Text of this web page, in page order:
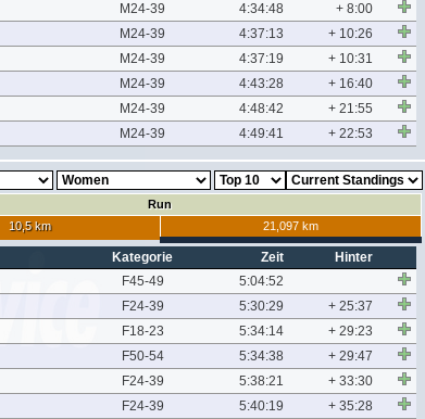
M24-39 4:34:48
+ 8:00
M24-39 4:37:13
+ 10:26
M24-39 4:37:19
+ 10:31
M24-39 4:43:28
+ 16:40
M24-39 4:48:42
+ 21:55
M24-39 4:49:41 + 22:53
Run
10,5 km
21,097 km
Kategorie Zeit
Hinter
F45-49
5:04:52
F24-39 5:30:29
+ 25:37
F18-23 5:34:14
+ 29:23
F50-54 5:34:38
+ 29:47
F24-39 5:38:21
+ 33:30
F24-39 5:40:19
+ 35:28